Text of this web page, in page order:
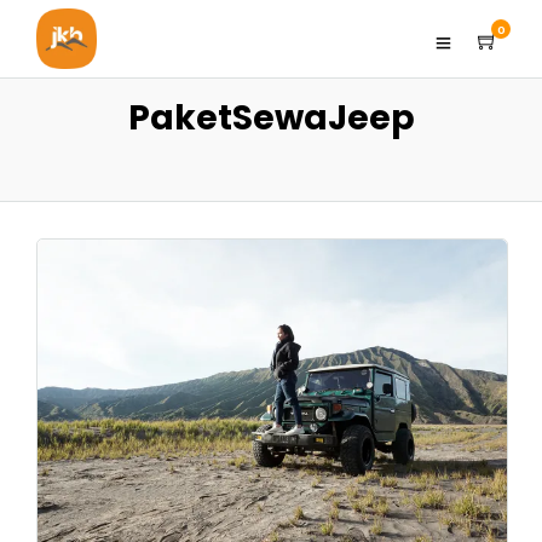
0
PaketSewaJeep